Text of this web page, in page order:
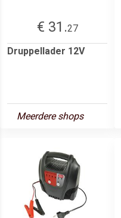
€ 31.27
Druppellader 12V
Meerdere shops